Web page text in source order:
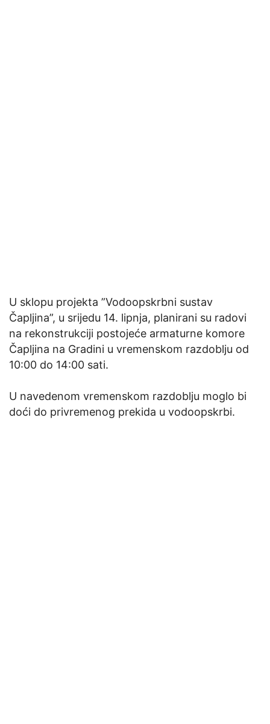
U sklopu projekta ”Vodoopskrbni sustav
Čapljina”, u srijedu 14. lipnja, planirani su radovi
na rekonstrukciji postojeće armaturne komore
Čapljina na Gradini u vremenskom razdoblju od
10:00 do 14:00 sati.
U navedenom vremenskom razdoblju moglo bi
doći do privremenog prekida u vodoopskrbi.